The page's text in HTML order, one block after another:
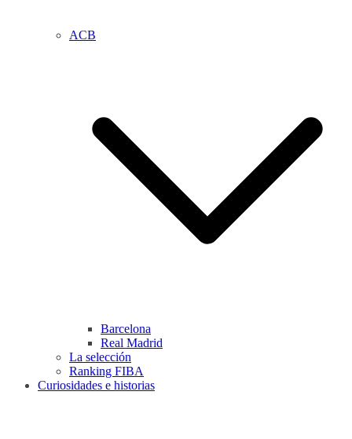
ACB
Barcelona
Real Madrid
La selección
Ranking FIBA
Curiosidades e historias